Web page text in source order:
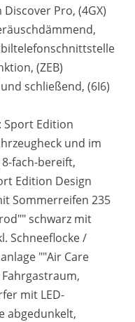
Pro, (4GX)
(ZEB)
schließend, (6I6)
Sport Edition
und im
fach-bereift,
Edition Design
Sommerreifen 235
schwarz mit
Schneeflocke /
""Air Care
mit LED-
abgedunkelt,